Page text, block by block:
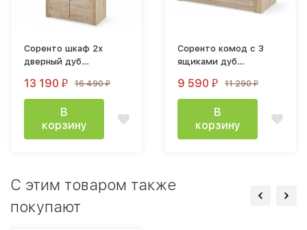
Соренто шкаф 2х
дверный дуб
13 190 ₽ 16 490₽
В
корзину
Соренто комод с 3
ящиками дуб
9 590 ₽ 11 290₽
В
корзину
C этим товаром также
покупают